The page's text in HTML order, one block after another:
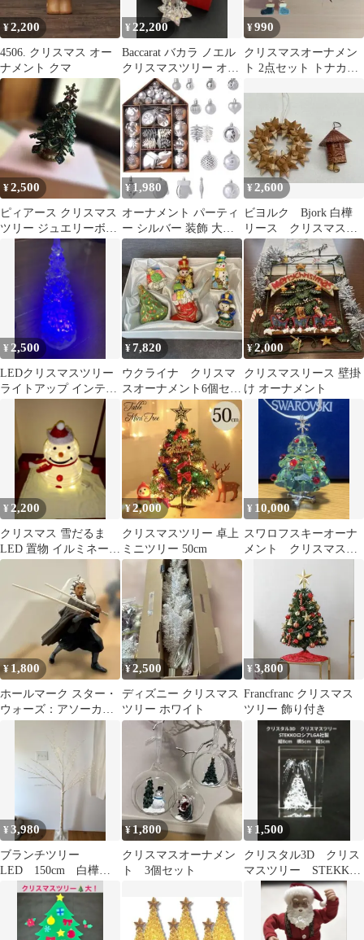
¥2,200
4506. クリスマス オー
ナメント クマ
¥ 22,200
Baccarat バカラ ノエル
クリスマスツリー オー
ナメント 【美品】
¥990
クリスマスオーナメン
ト 2点セット トナカイ
¥2,500
ピィアース クリスマス
ツリー ジュエリーボッ
クス
¥1,980
オーナメント パーティ
ー シルバー 装飾 大容
量 イベント クリスマス
バースデ
¥2,600
ビヨルク Bjork 白樺
リース クリスマスツ
リー飾り フィンラン
ド 新品
¥ 2,500
LEDクリスマスツリー
ライトアップ インテリ
¥7,820
ウクライナ クリスマ
スオーナメント6個セッ
ト
¥2,000
クリスマスリース 壁掛
け オーナメント
¥ 2,200
クリスマス 雪だるま
LED 置物 イルミネーシ
ョン 折りたたみ
¥2,000
クリスマスツリー 卓上
ミニツリー 50cm
¥ 10,000
スワロフスキーオーナ
メント クリスマスツ
¥1,800
ホールマーク スター・
ウォーズ：アソーカ・
¥2,500
ディズニー クリスマス
ツリー ホワイト
¥3,800
Francfranc クリスマス
ツリー 飾り付き
¥3,980
ブランチツリー
LED 150cm 白樺
風 DEPOS
¥1,800
クリスマスオーナメン
ト 3個セット
¥ 1,500
クリスタル3D クリス
マスツリー STEKKO
ロシアLGA社製